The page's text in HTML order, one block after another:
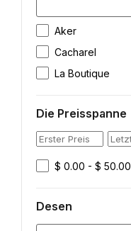
Aker
Cacharel
La Boutique
Die Preisspanne
$ 0.00 - $ 50.00
Desen